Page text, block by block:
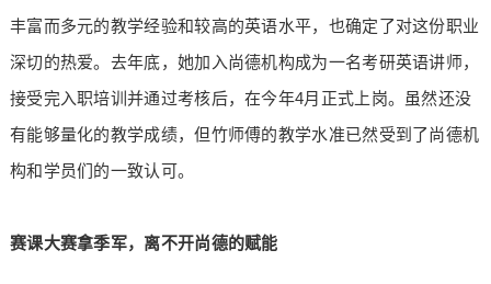
丰富而多元的教学经验和较高的英语水平，也确定了对这份职业
深切的热爱。去年底，她加入尚德机构成为一名考研英语讲师，
接受完入职培训并通过考核后，在今年4月正式上岗。虽然还没
有能够量化的教学成绩，但竹师傅的教学水准已然受到了尚德机
构和学员们的一致认可。
赛课大赛拿季军，离不开尚德的赋能